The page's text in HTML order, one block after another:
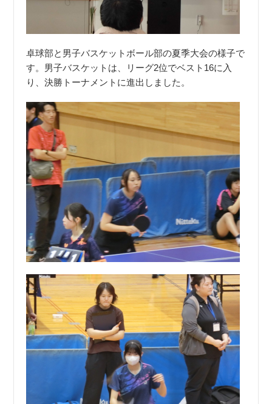
卓球部と男子バスケットボール部の夏季大会の様子で
す。男子バスケットは、リーグ2位でベスト16に入
り、決勝トーナメントに進出しました。